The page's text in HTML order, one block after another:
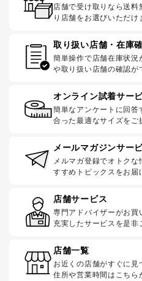
店舗で受け取りなら送料
り店舗をお選びいただけ
取り扱い店舗・在庫
簡単操作で店舗在庫状況
や取り扱い店舗の確認が
オンライン試着サー
簡単なアンケートに回答
合った最適なサイズをご
メールマガジンサー
メルマガ登録でオトク
すすめトピックスをお届
店舗サービス
専門アドバイザーがお買
充実したサービスを是非
店舗一覧
お近くの店舗がすぐに見
住所や営業時間はこちら